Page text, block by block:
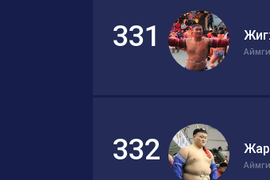
331
332